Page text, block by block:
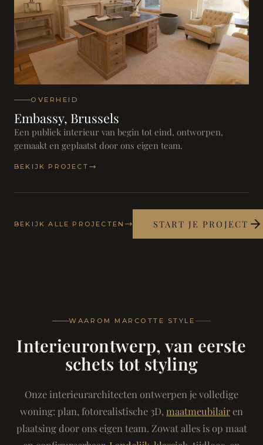
OVERHEID
Embassy, Brussels
Een publiek interieur van begin tot eind, ontworpen,
gemaakt en geplaatst door ons eigen team.
BEKIJK PROJECT
BEKIJK ALLE PROJECTEN START JE PROJECT
WAAROM MARCOTTE STYLE
Interieurontwerp, van eerste
schets tot styling
Onze interieurarchitecten ontwerpen je volledige
woning: plan, fotorealistische 3D, maatmeubilairen
plaatsing door ons eigen team. Zowat alles is op maat